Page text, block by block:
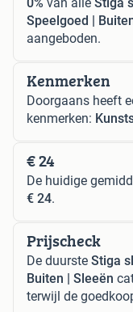
Speelgoed |
aangeboden.
Kenmerken
Doorgaans heeft
kenmerken:
€ 24
De huidige
€ 24.
Prijscheck
De duurste Stiga
Buiten | Sleeën
terwijl de